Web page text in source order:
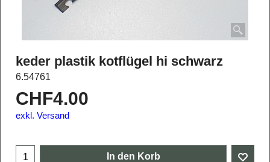
keder plastik kotflügel hi schwarz
6.54761
CHF4.00
exkl. Versand
In den Korb